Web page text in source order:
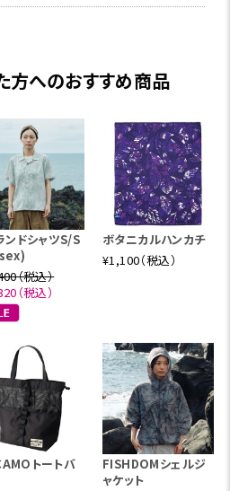
方へのおすすめ商品
ンドシャツS/S
（税込）
（税込）
ボタニカルハンカチ
¥1,100（税込）
トートバ
FISHDOMシェルジ
ャケット